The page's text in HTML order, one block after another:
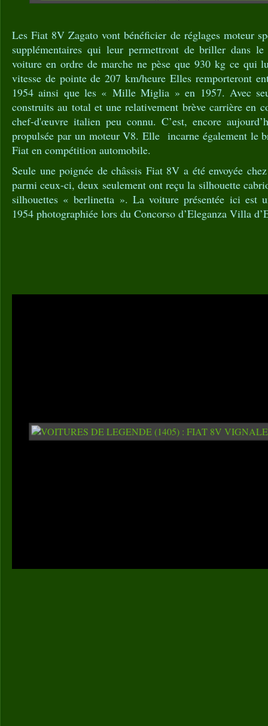
Les Fiat 8V Zagato vont bénéficier de réglages moteur
supplémentaires qui leur permettront de briller dans
voiture en ordre de marche ne pèse que 930 kg ce qui
vitesse de pointe de 207 km/heure Elles remporteront
1954 ainsi que les « Mille Miglia » en 1957. Avec
construits au total et une relativement brève carrière en
chef-d'œuvre italien peu connu. C’est, encore
propulsée par un moteur V8. Elle incarne également le
Fiat en compétition automobile.
Seule une poignée de châssis Fiat 8V a été envoyée
parmi ceux-ci, deux seulement ont reçu la silhouette
silhouettes « berlinetta ». La voiture présentée ici est
1954 photographiée lors du Concorso d’Eleganza Villa